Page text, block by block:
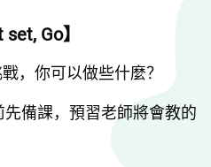
Go】
，你可以做些什麼？
備課，預習老師將會教的